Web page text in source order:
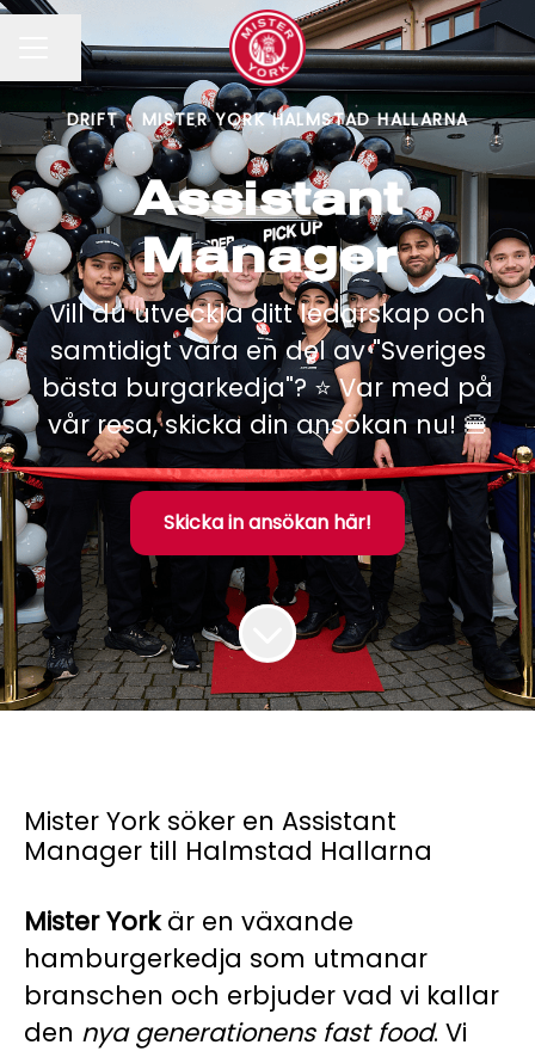
KARRIÄRMENY
Dela sidan
DRIFT · MISTER YORK HALMSTAD HALLARNA
Assistant
Manager
Vill du utveckla ditt ledarskap och
samtidigt vara en del av "Sveriges
bästa burgarkedja"? ⭐️ Var med på
vår resa, skicka din ansökan nu! 🍔
Skicka in ansökan här!
Mister York söker en Assistant
Manager till Halmstad Hallarna
Mister Yorkär en växande
hamburgerkedja som utmanar
branschen och erbjuder vad vi kallar
den nya generationens fast food. Vi